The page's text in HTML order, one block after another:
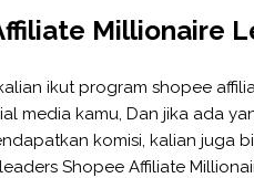
Millionaire
ikut program shopee
media kamu, Dan jika ada
komisi, kalian juga
Shopee Affiliate